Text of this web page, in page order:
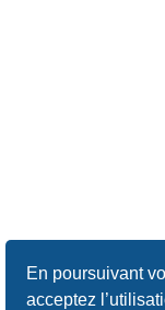
En poursuivant
acceptez